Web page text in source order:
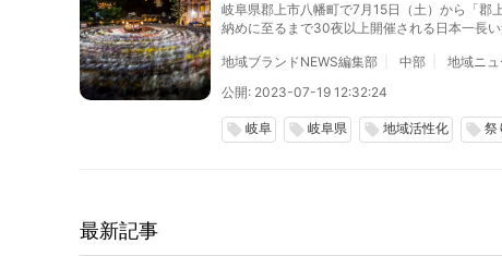
岐阜県郡上市八幡町で7月15日（土）から「郡
納めに至るまで30夜以上開催される日本一長い
地域ブランドNEWS編集部 中部
地域ニュ
公開: 2023-07-19 12:32:24
local_offer 岐阜 local_offer 岐阜県 local_offer 地域活性化 local_offer 祭
最新記事